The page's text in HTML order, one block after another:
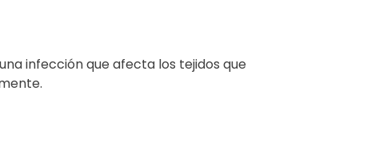
infección que afecta los tejidos que